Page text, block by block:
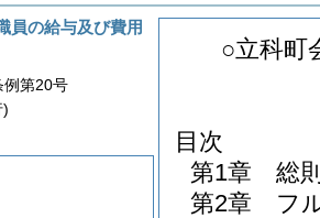
○立科町
目次
第1章
総
第2章
フ
員の給与及び費用
第20号